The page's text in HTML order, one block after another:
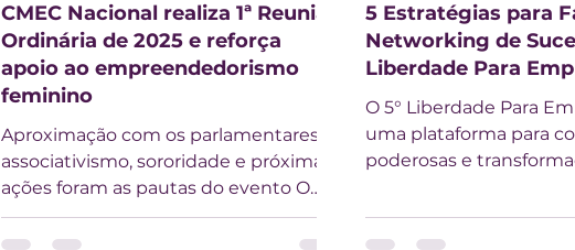
CMEC Nacional realiza 1ª Reunião
Ordinária de 2025 e reforça
apoio ao empreendedorismo
feminino
Aproximação com os parlamentares,
associativismo, sororidade e próximas
ações foram as pautas do evento O
Conselho Nacional da Mulher...
5 Estratégias para
Networking de
Liberdade Para
O 5° Liberdade Para
uma plataforma para
poderosas e